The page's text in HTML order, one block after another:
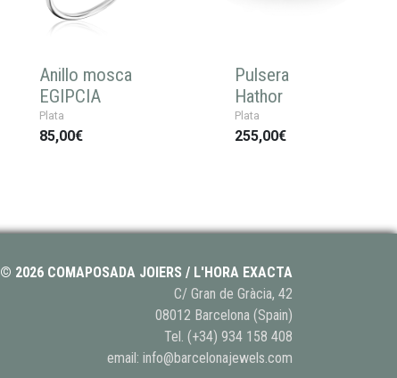
Anillo mosca
EGIPCIA
Plata
85,00€
Pulsera
Hathor
Plata
255,00€
© 2026 COMAPOSADA JOIERS / L'HORA EXACTA
C/ Gran de Gràcia, 42
08012 Barcelona (Spain)
Tel. (+34) 934 158 408
email: info@barcelonajewels.com